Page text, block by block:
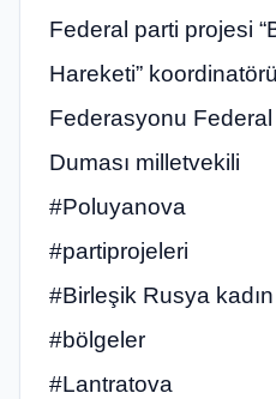
Federal parti projesi
Hareketi”
Federasyonu
Duması milletvekili
#Poluyanova
#partiprojeleri
#Birleşik Rusya
#bölgeler
#Lantratova